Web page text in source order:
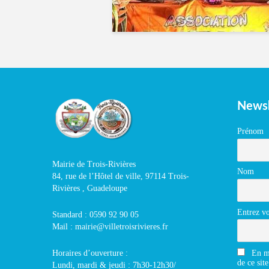
Mairie de Trois-Rivières
84, rue de l’Hôtel de ville, 97114 Trois-
Rivières , Guadeloupe
Standard : 0590 92 90 05
Mail : mairie@villetroisrivieres.fr
Horaires d’ouverture :
Lundi, mardi & jeudi : 7h30-12h30/
Prénom
Nom
Entrez
En
de ce site